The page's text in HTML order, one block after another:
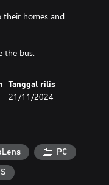
their homes and
the bus.
Tanggal rilis
21/11/2024
PC